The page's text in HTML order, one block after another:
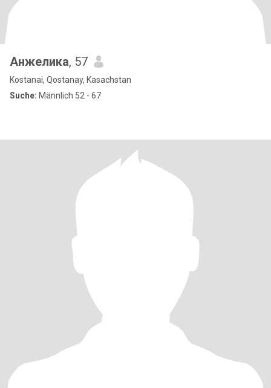
Анжелика, 57
Kostanai, Qostanay, Kasachstan
Suche: Männlich 52 - 67